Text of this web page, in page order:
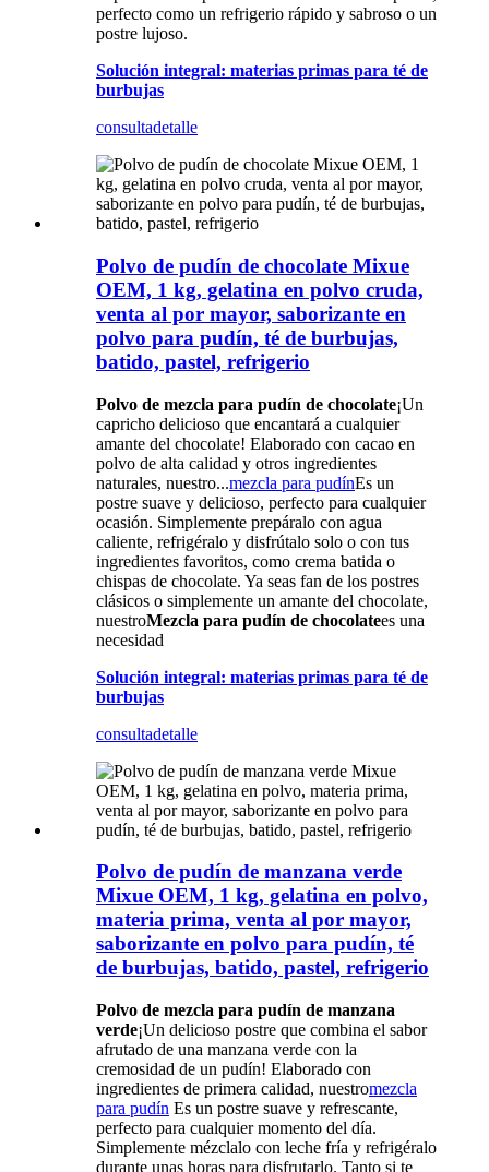
perfecto como un refrigerio rápido y sabroso o un
postre lujoso.
Solución integral: materias primas para té de
burbujas
consultadetalle
Polvo de pudín de chocolate Mixue
OEM, 1 kg, gelatina en polvo cruda,
venta al por mayor, saborizante en
polvo para pudín, té de burbujas,
batido, pastel, refrigerio
Polvo de mezcla para pudín de chocolate¡Un
capricho delicioso que encantará a cualquier
amante del chocolate! Elaborado con cacao en
polvo de alta calidad y otros ingredientes
naturales, nuestro...mezcla para pudínEs un
postre suave y delicioso, perfecto para cualquier
ocasión. Simplemente prepáralo con agua
caliente, refrigéralo y disfrútalo solo o con tus
ingredientes favoritos, como crema batida o
chispas de chocolate. Ya seas fan de los postres
clásicos o simplemente un amante del chocolate,
nuestroMezcla para pudín de chocolatees una
necesidad
Solución integral: materias primas para té de
burbujas
consultadetalle
Polvo de pudín de manzana verde
Mixue OEM, 1 kg, gelatina en polvo,
materia prima, venta al por mayor,
saborizante en polvo para pudín, té
de burbujas, batido, pastel, refrigerio
Polvo de mezcla para pudín de manzana
verde¡Un delicioso postre que combina el sabor
afrutado de una manzana verde con la
cremosidad de un pudín! Elaborado con
ingredientes de primera calidad, nuestromezcla
para pudín Es un postre suave y refrescante,
perfecto para cualquier momento del día.
Simplemente mézclalo con leche fría y refrigéralo
durante unas horas para disfrutarlo. Tanto si te